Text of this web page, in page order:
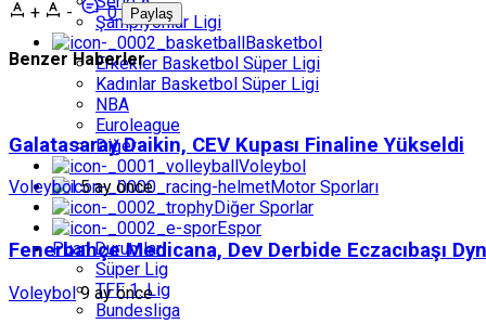
Şampiyonlar Ligi
Basketbol
Erkekler Basketbol Süper Ligi
Kadınlar Basketbol Süper Ligi
NBA
Euroleague
Diğer
Voleybol
Motor Sporları
Diğer Sporlar
Espor
Puan Durumları
Süper Lig
TFF 1. Lig
Bundesliga
+
- 0 Paylaş
Benzer Haberler
Galatasaray Daikin, CEV Kupası Finaline Yükseldi
Voleybol 5 ay önce
Fenerbahçe Medicana, Dev Derbide Eczacıbaşı
Voleybol 9 ay önce